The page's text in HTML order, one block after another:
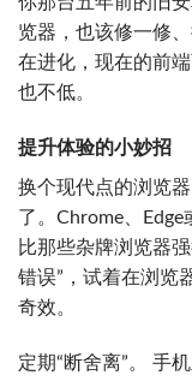
览器，也该修一修
在进化，现在的前
也不低。
提升体验的小妙招
换个现代点的浏览
了。Chrome、
比那些杂牌浏览器
错误”，试着在浏览
奇效。
定期“断舍离”。 手